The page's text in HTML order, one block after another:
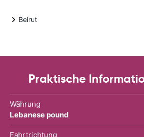
Beirut
Praktische
Währung
Lebanese pound
Fahrtrichtung